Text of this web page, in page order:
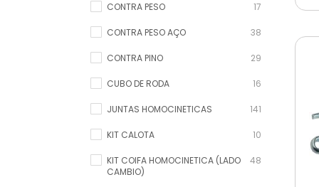
CONTRA PESO 17
CONTRA PESO AÇO 38
CONTRA PINO 29
CUBO DE RODA 16
JUNTAS HOMOCINETICAS 141
KIT CALOTA 10
KIT COIFA HOMOCINETICA (LADO
CAMBIO)
48